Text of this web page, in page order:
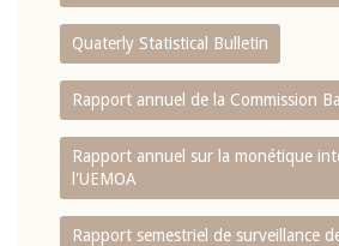
Quaterly Statistical Bulletin
Rapport annuel de la Commission
Rapport annuel sur la monétique
l'UEMOA
Rapport semestriel de surveillance